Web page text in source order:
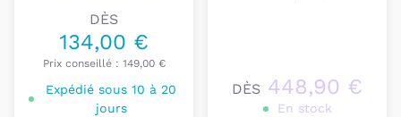
DÈS
134,00 €
Prix conseillé : 149,00 €
Expédié sous 10 à 20
jours
DÈS 448,90 €
En stock